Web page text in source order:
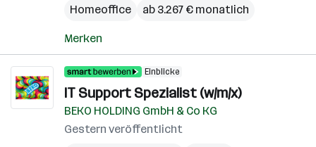
Homeoffice
ab 3.267 € monatlich
Merken
Einblicke
IT Support Spezialist (w/m/x)
BEKO HOLDING GmbH & Co KG
Gestern veröffentlicht